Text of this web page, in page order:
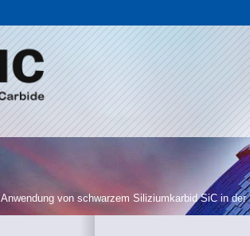
Anwendung von schwarzem Siliziumkarbid SiC in